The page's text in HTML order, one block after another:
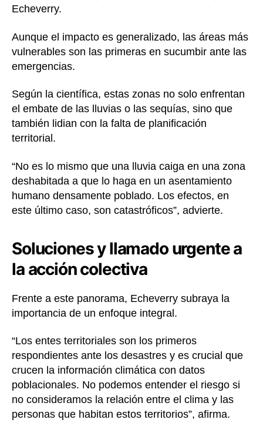
Echeverry.
Aunque el impacto es generalizado, las áreas más
vulnerables son las primeras en sucumbir ante las
emergencias.
Según la científica, estas zonas no solo enfrentan
el embate de las lluvias o las sequías, sino que
también lidian con la falta de planificación
territorial.
“No es lo mismo que una lluvia caiga en una zona
deshabitada a que lo haga en un asentamiento
humano densamente poblado. Los efectos, en
este último caso, son catastróficos”, advierte.
Soluciones y llamado urgente a
la acción colectiva
Frente a este panorama, Echeverry subraya la
importancia de un enfoque integral.
“Los entes territoriales son los primeros
respondientes ante los desastres y es crucial que
crucen la información climática con datos
poblacionales. No podemos entender el riesgo si
no consideramos la relación entre el clima y las
personas que habitan estos territorios”, afirma.